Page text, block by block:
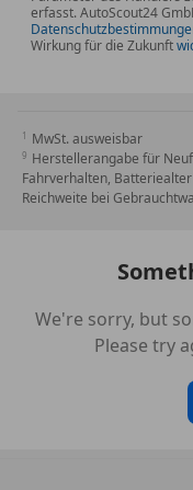
Irrtum und
erfasst. AutoScout24
Wirkung für die Zukunft
MwSt. ausweisbar
Herstellerangabe für
Fahrverhalten,
Reichweite bei
We're sorry, but
Please try